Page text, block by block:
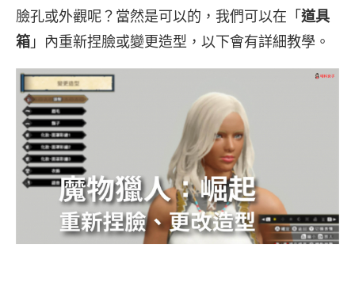
臉孔或外觀呢？當然是可以的，我們可以在「 道具
箱 」內重新捏臉或變更造型，以下會有詳細教學。